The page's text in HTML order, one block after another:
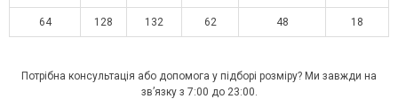
64 128 132 62 48 18
Потрібна консультація або допомога у підборі розміру? Ми завжди на
зв’язку з 7:00 до 23:00.